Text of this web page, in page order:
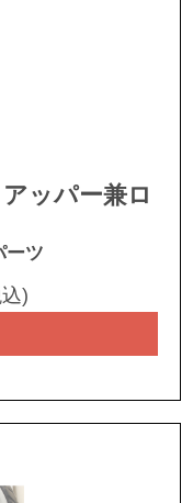
ッパー兼ロ
ーツ
)